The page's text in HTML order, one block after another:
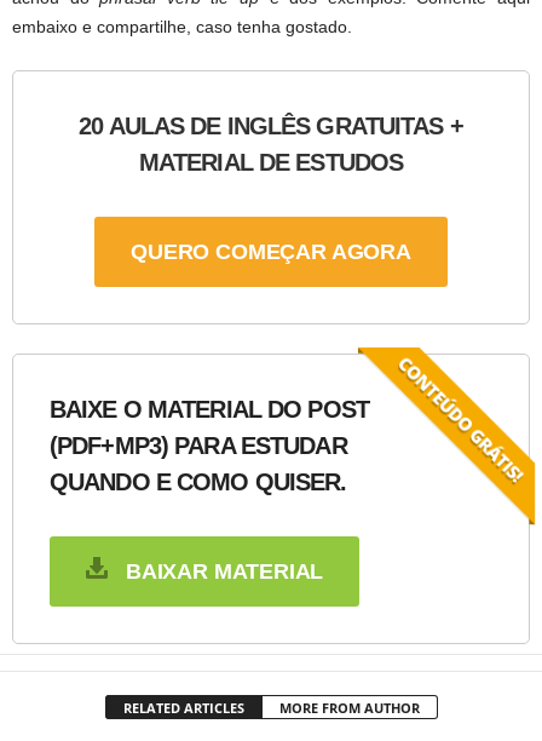
embaixo e compartilhe, caso tenha gostado.
20 AULAS DE INGLÊS GRATUITAS +
MATERIAL DE ESTUDOS
QUERO COMEÇAR AGORA
BAIXE O MATERIAL DO POST
(PDF+MP3) PARA ESTUDAR
QUANDO E COMO QUISER.
BAIXAR MATERIAL
RELATED ARTICLES MORE FROM AUTHOR